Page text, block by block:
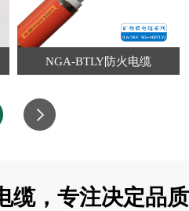
NGA-BTLY防火电缆
缆，专注决定品质